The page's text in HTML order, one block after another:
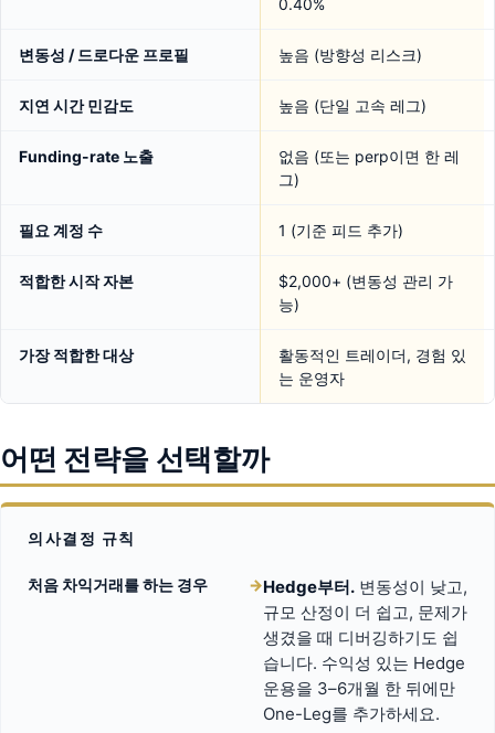
0.40%
변동성 / 드로다운 프로필 높음 (방향성 리스크)
지연 시간 민감도 높음 (단일 고속 레그)
Funding-rate 노출
없음 (또는 perp이면 한 레
그)
필요 계정 수 1 (기준 피드 추가)
적합한 시작 자본
$2,000+ (변동성 관리 가
능)
가장 적합한 대상
활동적인 트레이더, 경험 있
는 운영자
어떤 전략을 선택할까
의사결정 규칙
처음 차익거래를 하는 경우 →Hedge부터. 변동성이 낮고,
규모 산정이 더 쉽고, 문제가
생겼을 때 디버깅하기도 쉽
습니다. 수익성 있는 Hedge
운용을 3–6개월 한 뒤에만
One-Leg를 추가하세요.